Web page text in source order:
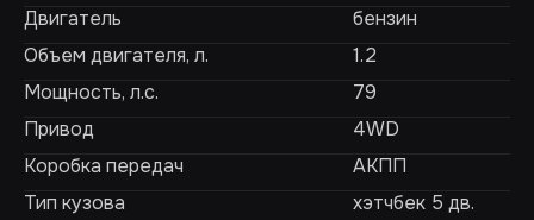
Двигатель
бензин
Объем двигателя, л.
1.2
Мощность, л.с.
79
Привод
4WD
Коробка передач
АКПП
Тип кузова
хэтчбек 5 дв.